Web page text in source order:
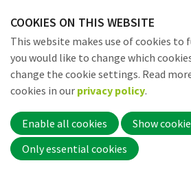
links
Jump
to
navigation
to
main
content
COOKIES ON THIS WEBSITE
This website makes use of cookies
you would like to change which
change the cookie settings. Read
cookies in our privacy policy.
Enable all cookies
Show
Only essential cookies